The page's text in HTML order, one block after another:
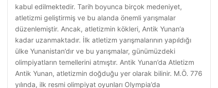
kabul edilmektedir. Tarih boyunca birçok medeniyet,
atletizmi geliştirmiş ve bu alanda önemli yarışmalar
düzenlemiştir. Ancak, atletizmin kökleri, Antik Yunan’a
kadar uzanmaktadır. İlk atletizm yarışmalarının yapıldığı
ülke Yunanistan’dır ve bu yarışmalar, günümüzdeki
olimpiyatların temellerini atmıştır. Antik Yunan’da Atletizm
Antik Yunan, atletizmin doğduğu yer olarak bilinir. M.Ö. 776
yılında, ilk resmi olimpiyat oyunları Olympia’da